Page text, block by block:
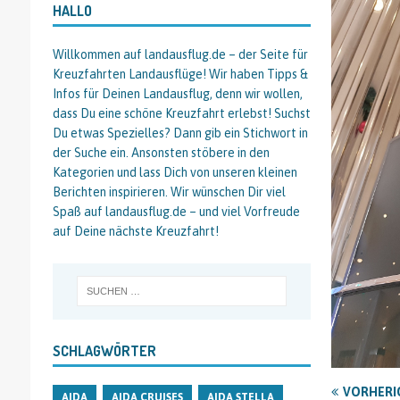
HALLO
Willkommen auf landausflug.de – der Seite für
Kreuzfahrten Landausflüge! Wir haben Tipps &
Infos für Deinen Landausflug, denn wir wollen,
dass Du eine schöne Kreuzfahrt erlebst! Suchst
Du etwas Spezielles? Dann gib ein Stichwort in
der Suche ein. Ansonsten stöbere in den
Kategorien und lass Dich von unseren kleinen
Berichten inspirieren. Wir wünschen Dir viel
Spaß auf landausflug.de – und viel Vorfreude
auf Deine nächste Kreuzfahrt!
SCHLAGWÖRTER
AIDA AIDA CRUISES AIDA STELLA